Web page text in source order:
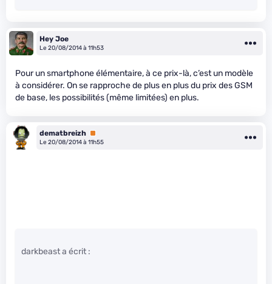
Hey Joe
Le 20/08/2014 à 11h53
Pour un smartphone élémentaire, à ce prix-là, c’est un modèle
à considérer. On se rapproche de plus en plus du prix des GSM
de base, les possibilités (même limitées) en plus.
dematbreizh Premium
Le 20/08/2014 à 11h55
darkbeast a écrit :